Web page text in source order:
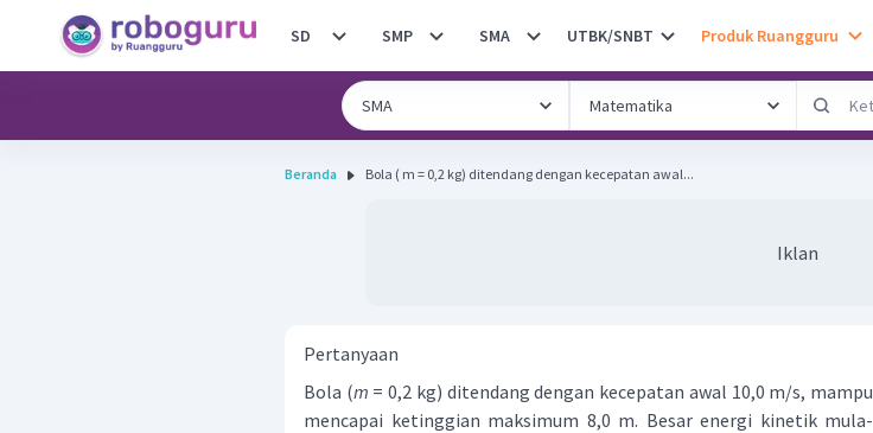
SD SMP SMA UTBK/SNBT Produk Ruangguru
Beranda Bola ( m = 0,2 kg) ditendang dengan kecepatan awal...
Iklan
Pertanyaan
Bola (m = 0,2 kg) ditendang dengan kecepatan awal 10,0 m/s, mampu
mencapai ketinggian maksimum 8,0 m. Besar energi kinetik mula-